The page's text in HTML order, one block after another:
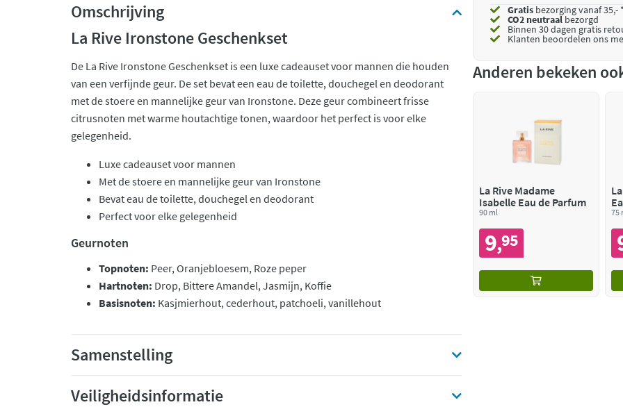
Omschrijving
La Rive Ironstone Geschenkset
De La Rive Ironstone Geschenkset is een luxe cadeauset voor mannen die houden
van een verfijnde geur. De set bevat een eau de toilette, douchegel en deodorant
met de stoere en mannelijke geur van Ironstone. Deze geur combineert frisse
citrusnoten met warme houtachtige tonen, waardoor het perfect is voor elke
gelegenheid.
Luxe cadeauset voor mannen
Met de stoere en mannelijke geur van Ironstone
Bevat eau de toilette, douchegel en deodorant
Perfect voor elke gelegenheid
Geurnoten
Topnoten: Peer, Oranjebloesem, Roze peper
Hartnoten: Drop, Bittere Amandel, Jasmijn, Koffie
Basisnoten: Kasjmierhout, cederhout, patchoeli, vanillehout
Samenstelling
Veiligheidsinformatie
Gratis bezorging vanaf 35,- *
CO2 neutraalbezorgd
Binnen 30 dagen gratis
Klanten beoordelen ons
Anderen bekeken
La Rive Madame
Isabelle Eau de Parfum
90 ml
9,95
75